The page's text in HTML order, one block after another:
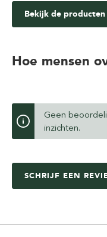
Bekijk de producten
Hoe mensen
Geen
inzichten.
SCHRIJF EEN